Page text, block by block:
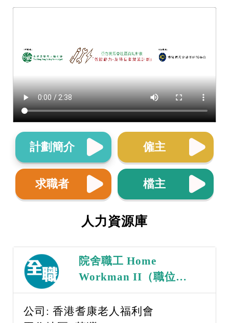
計劃簡介 僱主
求職者 檔主
人力資源庫
院舍職工 Home
Workman II（職位編
號：WII - 260817）
公司: 香港耆康老人福利會